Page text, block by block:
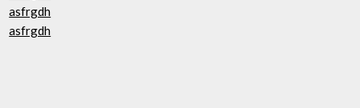
asfrgdh
asfrgdh